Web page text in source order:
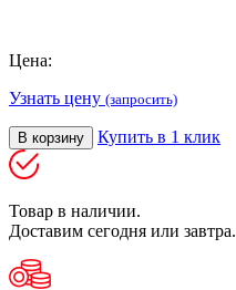
Цена:
Узнать цену (запросить)
В корзину Купить в 1 клик
Товар в наличии.
Доставим сегодня или завтра.